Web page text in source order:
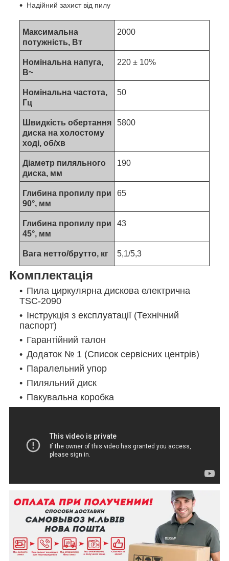
Надійний захист від пилу
Максимальна
потужність, Вт
2000
Номінальна напуга,
В~
220 ± 10%
Номінальна частота,
Гц
50
Швидкість обертання
диска на холостому
ході, об/хв
5800
Діаметр пиляльного
диска, мм
190
Глибина пропилу при
90°, мм
65
Глибина пропилу при
45°, мм
43
Вага нетто/брутто, кг 5,1/5,3
Комплектація
Пила циркулярна дискова електрична
TSC-2090
Інструкція з експлуатації (Технічний
паспорт)
Гарантійний талон
Додаток № 1 (Список сервісних центрів)
Паралельний упор
Пиляльний диск
Пакувальна коробка